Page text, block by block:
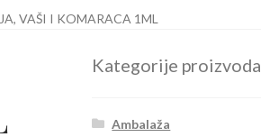
VAŠI I KOMARACA 1ML
Kategorije proizvoda
Ambalaža